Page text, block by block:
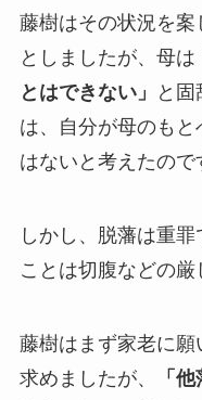
藤樹はその状況を案
としましたが、母は
とはできない」
と
は、自分が母のも
はないと考えたので
しかし、脱藩は重
ことは切腹などの厳
藤樹はまず家老に
求めましたが、
「